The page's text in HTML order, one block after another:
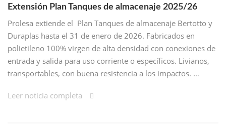
Extensión Plan Tanques de almacenaje 2025/26
Prolesa extiende el Plan Tanques de almacenaje Bertotto y
Duraplas hasta el 31 de enero de 2026. Fabricados en
polietileno 100% virgen de alta densidad con conexiones de
entrada y salida para uso corriente o específicos. Livianos,
transportables, con buena resistencia a los impactos. …
Leer noticia completa